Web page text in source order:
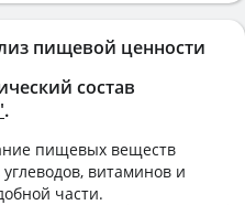
пищевой ценности
состав
.
пищевых веществ
витаминов и
части.